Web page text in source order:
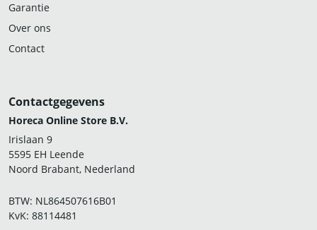
Garantie
Over ons
Contact
Contactgegevens
Horeca Online Store B.V.
Irislaan 9
5595 EH Leende
Noord Brabant, Nederland
BTW: NL864507616B01
KvK: 88114481